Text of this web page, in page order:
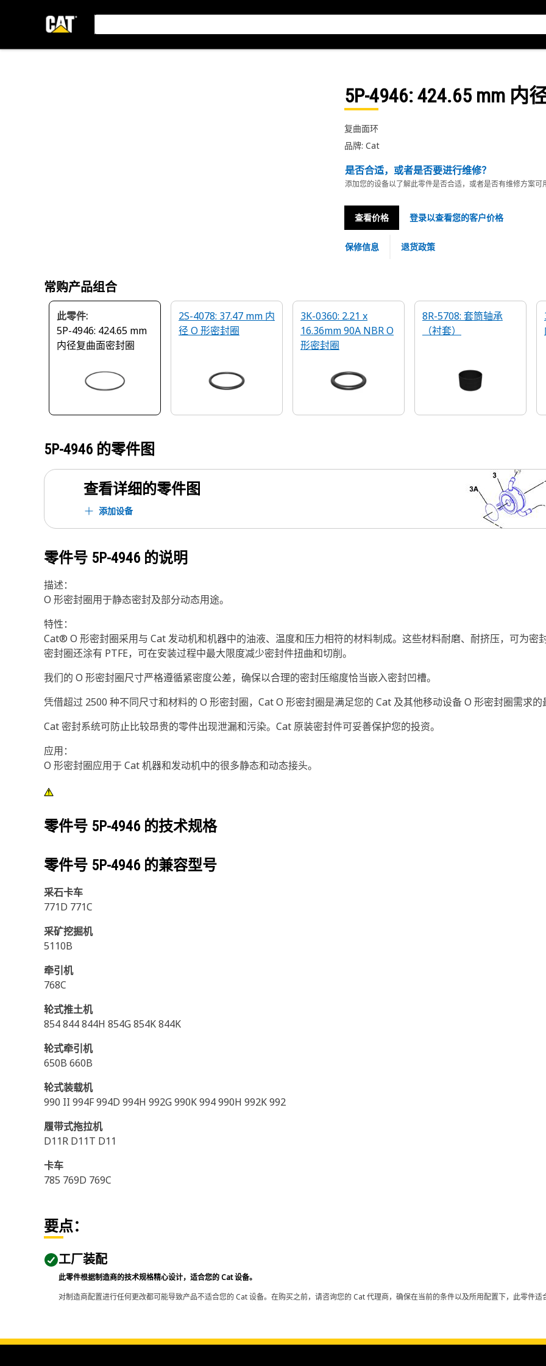
5P-4946: 424.65 mm 内
复曲面环
品牌: Cat
是否合适，或者是否要进行维修？
添加您的设备以了解此零件是否合适，或者是否有维修方案可
查看价格 登录以查看您的客户价格
保修信息 退货政策
常购产品组合
此零件:
5P-4946: 424.65 mm
内径复曲面密封圈
2S-4078: 37.47 mm 内
径 O 形密封圈
3K-0360: 2.21 x
16.36mm 90A NBR O
形密封圈
8R-5708: 套筒轴承
（衬套）
5P-4946 的零件图
查看详细的零件图
添加设备
零件号 5P-4946 的说明
描述：
O 形密封圈用于静态密封及部分动态用途。
特性：
Cat® O 形密封圈采用与 Cat 发动机和机器中的油液、温度和压力相符的材料制成。这些材料耐磨、耐挤压，可为密
密封圈还涂有 PTFE，可在安装过程中最大限度减少密封件扭曲和切削。
我们的 O 形密封圈尺寸严格遵循紧密度公差，确保以合理的密封压缩度恰当嵌入密封凹槽。
凭借超过 2500 种不同尺寸和材料的 O 形密封圈，Cat O 形密封圈是满足您的 Cat 及其他移动设备 O 形密封圈需求
Cat 密封系统可防止比较昂贵的零件出现泄漏和污染。Cat 原装密封件可妥善保护您的投资。
应用：
O 形密封圈应用于 Cat 机器和发动机中的很多静态和动态接头。
零件号 5P-4946 的技术规格
零件号 5P-4946 的兼容型号
采石卡车
771D 771C
采矿挖掘机
5110B
牵引机
768C
轮式推土机
854 844 844H 854G 854K 844K
轮式牵引机
650B 660B
轮式装载机
990 II 994F 994D 994H 992G 990K 994 990H 992K 992
履带式拖拉机
D11R D11T D11
卡车
785 769D 769C
要点：
工厂装配
此零件根据制造商的技术规格精心设计，适合您的 Cat 设备。
对制造商配置进行任何更改都可能导致产品不适合您的 Cat 设备。在购买之前，请咨询您的 Cat 代理商，确保在当前的条件以及所用配置下，此零件